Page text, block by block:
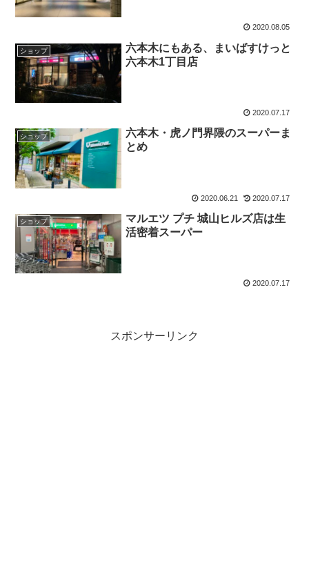
2020.08.05
ショップ
六本木にもある、まいばすけっと
六本木1丁目店
2020.07.17
ショップ
六本木・虎ノ門界隈のスーパーま
とめ
2020.06.21 2020.07.17
ショップ
マルエツ プチ 城山ヒルズ店は生
活密着スーパー
2020.07.17
スポンサーリンク